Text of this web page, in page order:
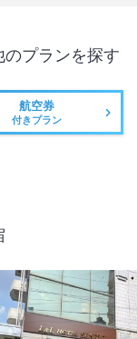
のプランを探す
航空券
付きプラン